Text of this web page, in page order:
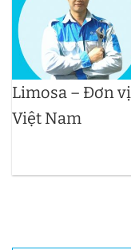
Limosa – Đơn
Việt Nam